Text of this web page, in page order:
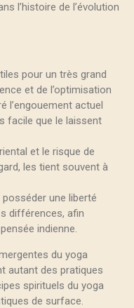
l’histoire de l’évolution
pour un très grand
et de l’optimisation
l’engouement actuel
facile que le laissent
et le risque de
les tient souvent à
une liberté
différences, afin
indienne.
du yoga
autant des pratiques
spirituels du yoga
de surface.